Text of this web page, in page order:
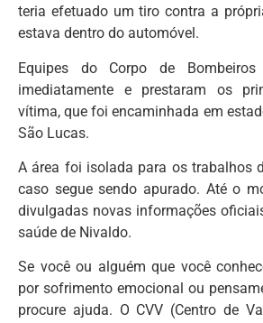
teria efetuado um tiro contra a
estava dentro do automóvel.
Equipes do Corpo de
imediatamente e prestaram os
vítima, que foi encaminhada em
São Lucas.
A área foi isolada para os trabalhos
caso segue sendo apurado. Até o
divulgadas novas informações
saúde de Nivaldo.
Se você ou alguém que você
por sofrimento emocional ou
procure ajuda. O CVV (Centro de